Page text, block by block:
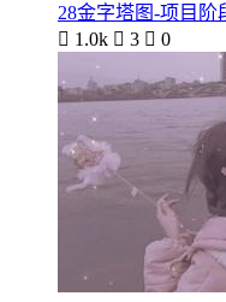
28金字塔图-项目阶
 1.0k  3  0